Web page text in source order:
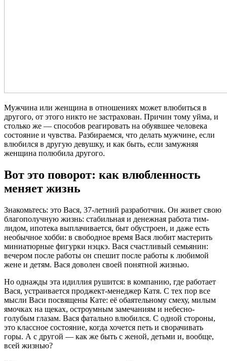
Мужчина или женщина в отношениях может влюбиться в
другого, от этого никто не застрахован. Причин тому уйма, и
столько же — способов реагировать на обуявшее человека
состояние и чувства. Разбираемся, что делать мужчине, если
влюбился в другую девушку, и как быть, если замужняя
женщина полюбила другого.
Вот это поворот: как влюбленность
меняет жизнь
Знакомьтесь: это Вася, 37-летний разработчик. Он живет свою
благополучную жизнь: стабильная и денежная работа тим-
лидом, ипотека выплачивается, быт обустроен, и даже есть
необычное хобби: в свободное время Вася любит мастерить
миниатюрные фигурки нэцкэ. Вася счастливый семьянин:
вечером после работы он спешит после работы к любимой
жене и детям. Вася доволен своей понятной жизнью.
Но однажды эта идиллия рушится: в компанию, где работает
Вася, устраивается проджект-менеджер Катя. С тех пор все
мысли Васи посвящены Кате: её обаятельному смеху, милым
ямочках на щеках, остроумным замечаниям и небесно-
голубым глазам. Вася фатально влюбился. С одной стороны,
это классное состояние, когда хочется петь и сворачивать
горы. А с другой — как же быть с женой, детьми и, вообще,
всей жизнью?